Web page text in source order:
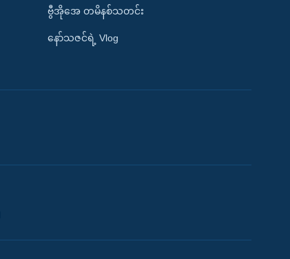
ဗွီအိုအေ တမိနစ်သတင်း
နော်သဇင်ရဲ့ Vlog